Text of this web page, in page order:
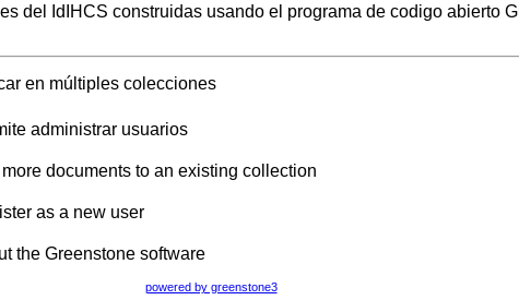
del IdIHCS construidas usando el programa de codigo abierto
en múltiples colecciones
administrar usuarios
documents to an existing collection
as a new user
the Greenstone software
powered by greenstone3